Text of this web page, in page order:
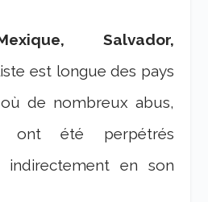
Salvador,
est longue des pays
de nombreux abus,
ont été perpétrés
en son